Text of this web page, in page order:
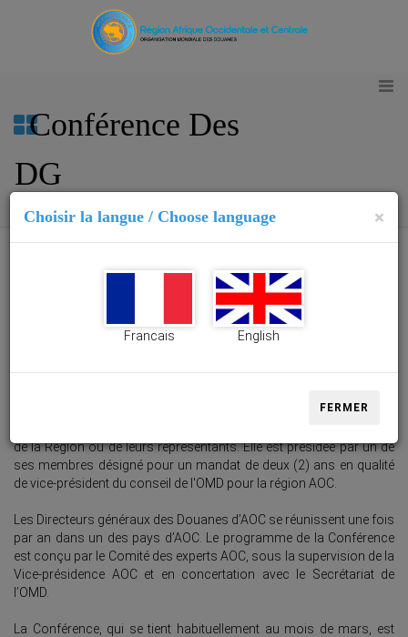
Conférence Des
DG
La conférence des
DG de la Région
Afrique Occidentale
Mondiale des
l'organe suprême de la Région. Elle est composée de tous les
de la Région ou de leurs représentants. Elle est présidée par un de
ses membres désigné pour un mandat de deux (2) ans en qualité
de vice-président du conseil de l'OMD pour la région AOC.
Les Directeurs généraux des Douanes d’AOC se réunissent une fois
par an dans un des pays d’AOC. Le programme de la Conférence
est conçu par le Comité des experts AOC, sous la supervision de la
Vice-présidence AOC et en concertation avec le Secrétariat de
l’OMD.
La Conférence, qui se tient habituellement au mois de mars, est
Choisir la langue / Choose language ×
Francais English
FERMER